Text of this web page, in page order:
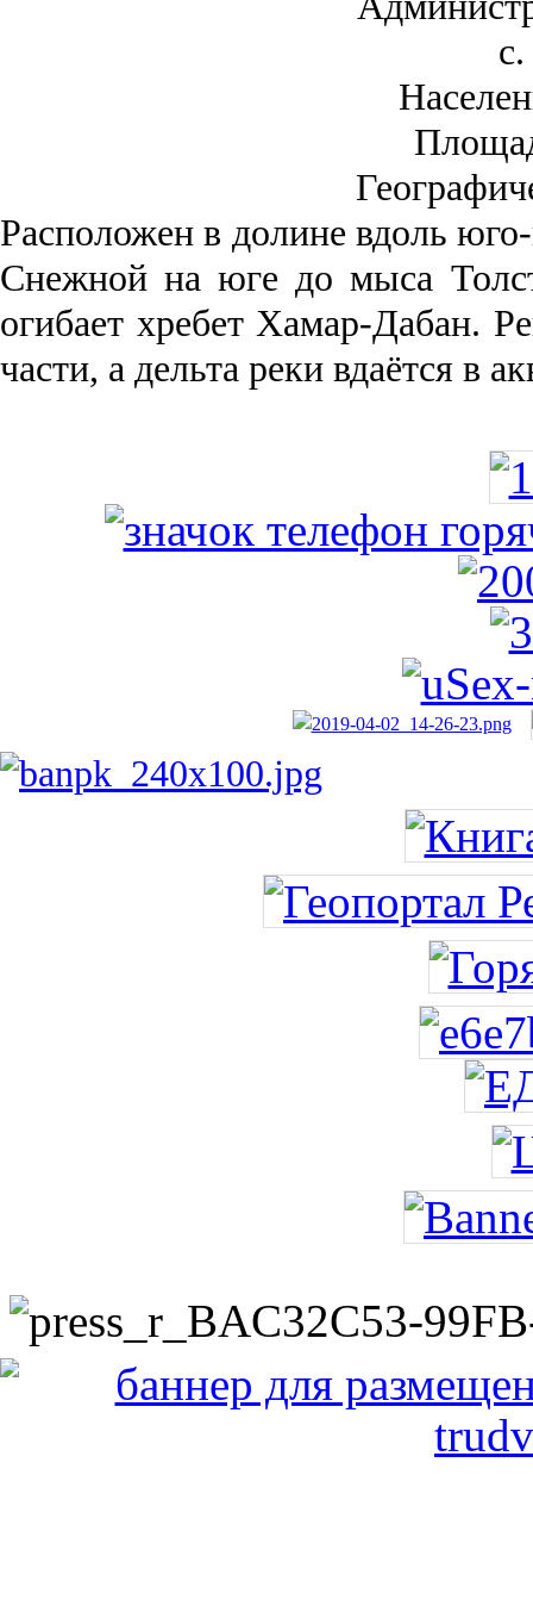
Рас­положен в долине вдоль
Снежной на юге до мыса
огибает хребет Хамар-Дабан.
части, а дельта реки вда­ётся в